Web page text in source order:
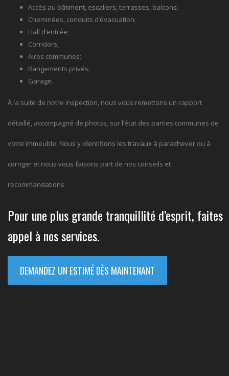
Accès au bâtiment, escaliers, terrasses, balcons;
Cheminées, conduits d’évacuation;
Hall d’entrée;
Corridors;
Aires communes;
Rangements privés;
Garage.
À la suite de notre inspection, nous vous remettons un rapport
détaillé, accompagné de photos, sur l’état des parties communes de
votre immeuble. Nous y identifions les travaux à parachever ou à
corriger et nous vous faisons part de nos conseils et
recommandations.
Pour une plus grande tranquillité d’esprit, faites
appel à nos services.
DEMANDEZ UN ESTIMÉ DÈS MAINTENANT